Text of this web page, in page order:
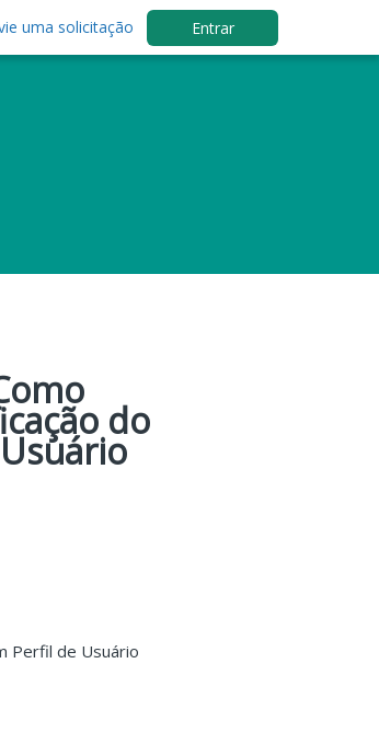
uma solicitação Entrar
do
Perfil de Usuário